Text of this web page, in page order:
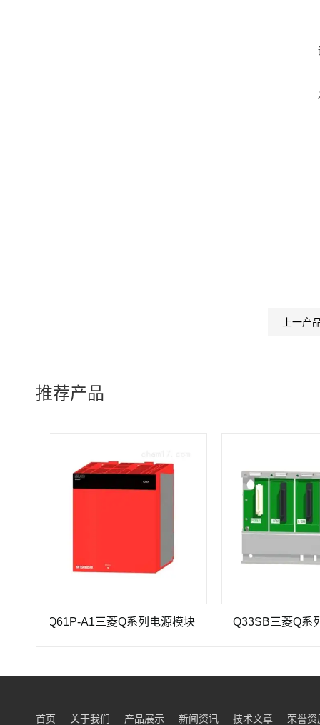
上一产
推荐产品
Q61P-A1三菱Q系列电源模块 Q33SB三菱Q系列PLC
首页 关于我们 产品展示 新闻资讯 技术文章 荣誉资